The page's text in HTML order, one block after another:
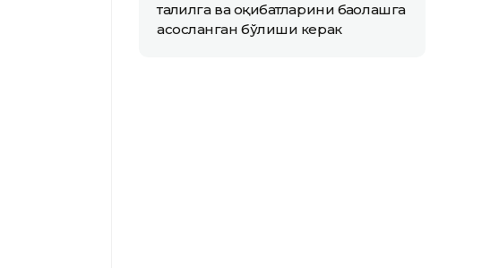
таҳлилга ва оқибатларини баҳолашга
асосланган бўлиши керак